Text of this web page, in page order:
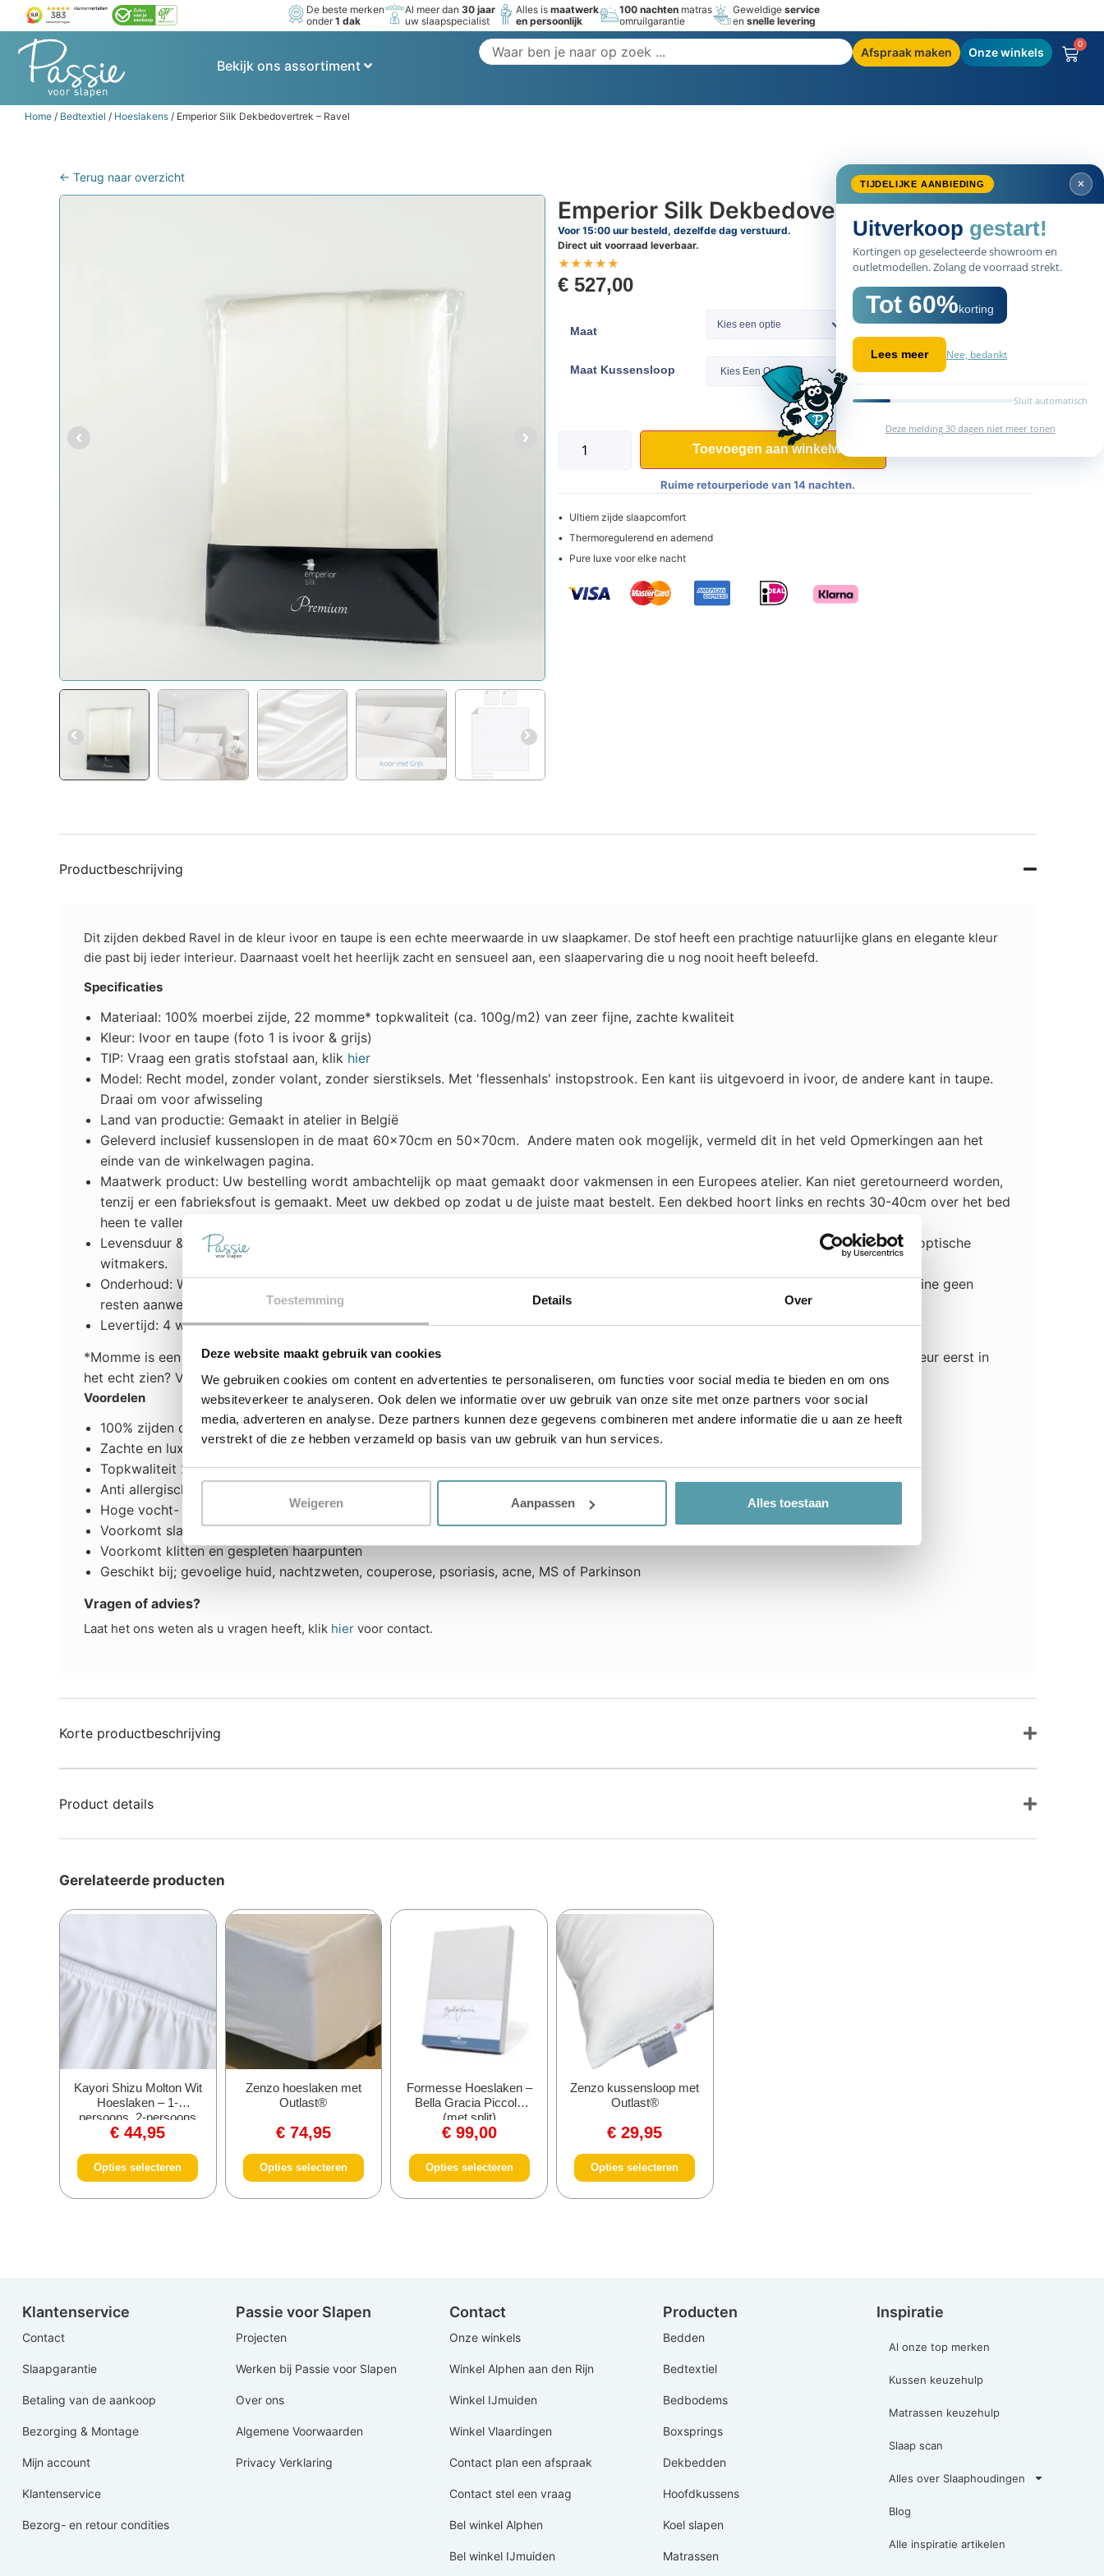
Toestemming Details Over
Deze website maakt gebruik van cookies
We gebruiken cookies om content en advertenties te personaliseren, om functies voor social media te bieden en om ons
websiteverkeer te analyseren. Ook delen we informatie over uw gebruik van onze site met onze partners voor social
media, adverteren en analyse. Deze partners kunnen deze gegevens combineren met andere informatie die u aan ze heeft
verstrekt of die ze hebben verzameld op basis van uw gebruik van hun services.
Weigeren Aanpassen Alles toestaan
De beste merken
onder1 dak
Al meer dan30 jaar
uw slaapspecialist
Alles ismaatwerk
en persoonlijk
100 nachten matras
omruilgarantie
Geweldigeservice
ensnelle levering
Bekijk ons assortiment
Afspraak maken Onze winkels
0
TIJDELIJKE AANBIEDING ✕
Uitverkoop gestart!
Kortingen op geselecteerde showroom en
outletmodellen. Zolang de voorraad strekt.
Tot 60%korting
Lees meer Nee, bedankt
Sluit automatisch
Deze melding 30 dagen niet meer tonen
Home / Bedtextiel / Hoeslakens / Emperior Silk Dekbedovertrek – Ravel
← Terug naar overzicht
Emperior Silk Dekbedovertrek – Ravel
Voor 15:00 uur besteld, dezelfde dag verstuurd.
Direct uit voorraad leverbaar.
★★★★★
€ 527,00
Maat Kies een optie
Maat Kussensloop
Toevoegen aan winkelwagen
Ruime retourperiode van 14 nachten.
Ultiem zijde slaapcomfort
Thermoregulerend en ademend
Pure luxe voor elke nacht
Productbeschrijving
Dit zijden dekbed Ravel in de kleur ivoor en taupe is een echte meerwaarde in uw slaapkamer. De stof heeft een prachtige natuurlijke glans en elegante kleur
die past bij ieder interieur. Daarnaast voelt het heerlijk zacht en sensueel aan, een slaapervaring die u nog nooit heeft beleefd.
Specificaties
Materiaal: 100% moerbei zijde, 22 momme* topkwaliteit (ca. 100g/m2) van zeer fijne, zachte kwaliteit
Kleur: Ivoor en taupe (foto 1 is ivoor & grijs)
TIP: Vraag een gratis stofstaal aan, klik hier
Model: Recht model, zonder volant, zonder sierstiksels. Met 'flessenhals' instopstrook. Een kant iis uitgevoerd in ivoor, de andere kant in taupe.
Draai om voor afwisseling
Land van productie: Gemaakt in atelier in België
Geleverd inclusief kussenslopen in de maat 60x70cm en 50x70cm. Andere maten ook mogelijk, vermeld dit in het veld Opmerkingen aan het
einde van de winkelwagen pagina.
Maatwerk product: Uw bestelling wordt ambachtelijk op maat gemaakt door vakmensen in een Europees atelier. Kan niet geretourneerd worden,
tenzij er een fabrieksfout is gemaakt. Meet uw dekbed op zodat u de juiste maat bestelt. Een dekbed hoort links en rechts 30-40cm over het bed
heen te vallen.
Levensduur & Garantie:
1 Jaar fabrieksgarantie. Verkeerd wassen en verkeerd gebruik uitgesloten. Gebruik zijdewasmiddel zonder optische
witmakers.
Onderhoud: Wasbaar op 30ºC, zijde/wolwas programma, met zijdewasmiddel zonder optische witmakers. Er mogen in de wasmachine geen
resten aanwezig zijn van normaal wasmiddel.
Levertijd: 4 weken
*Momme is een gewichtsaanduiding die de kwaliteit van de zijden stof aangeeft. 22 Momme is een zeer hoge kwaliteit.
** Wilt u de kleur eerst in
het echt zien? Vraag een gratis stofstaal aan of bezoek de showroom
Voordelen
100% zijden dekbedovertrek + kussensloop
Zachte en luxe gevoel, heerlijke slaapbeleving
Topkwaliteit 22 momme
Anti allergisch, ideaal bij huisstofmijt, gevoelige huid en astma
Hoge vocht- en warmte regulatie, niet te warm en niet te koud
Voorkomt slaapvouwen, uit slaapvouwen ontstaan rimpels
Voorkomt klitten en gespleten haarpunten
Geschikt bij; gevoelige huid, nachtzweten, couperose, psoriasis, acne, MS of Parkinson
Vragen of advies?
Laat het ons weten als u vragen heeft, klik hier voor contact.
Korte productbeschrijving
Product details
Gerelateerde producten
Kayori Shizu Molton Wit
Hoeslaken – 1-
persoons, 2-persoons
en twijfelaar
€ 44,95
Opties selecteren
Zenzo hoeslaken met
Outlast®
€74,95
Opties selecteren
Formesse Hoeslaken –
Bella Gracia Piccola
(met split)
€99,00
Opties selecteren
Zenzo kussensloop met
Outlast®
€ 29,95
Opties selecteren
Klantenservice
Contact
Slaapgarantie
Betaling van de aankoop
Bezorging & Montage
Mijn account
Klantenservice
Bezorg- en retour condities
Passie voor Slapen
Projecten
Werken bij Passie voor Slapen
Over ons
Algemene Voorwaarden
Privacy Verklaring
Contact
Onze winkels
Winkel Alphen aan den Rijn
Winkel IJmuiden
Winkel Vlaardingen
Contact plan een afspraak
Contact stel een vraag
Bel winkel Alphen
Bel winkel IJmuiden
Producten
Bedden
Bedtextiel
Bedbodems
Boxsprings
Dekbedden
Hoofdkussens
Koel slapen
Matrassen
Inspiratie
Al onze top merken
Kussen keuzehulp
Matrassen keuzehulp
Slaap scan
Alles over Slaaphoudingen
Blog
Alle inspiratie artikelen